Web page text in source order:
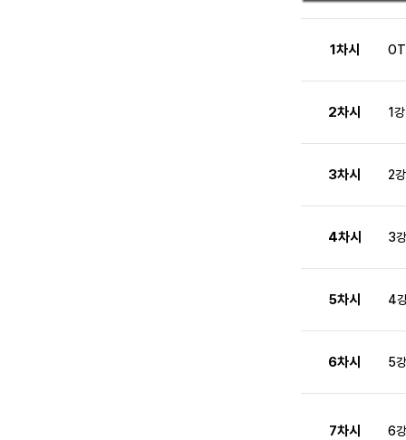
1차시 OT
2차시 1
3차시 2
4차시 3
5차시 4
6차시 5
7차시 6